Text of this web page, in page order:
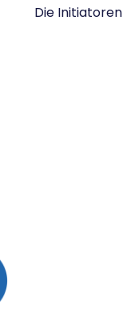
Die Initiatoren